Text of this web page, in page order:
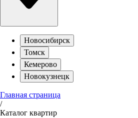
Новосибирск
Томск
Кемерово
Новокузнецк
Главная страница
/
Каталог квартир